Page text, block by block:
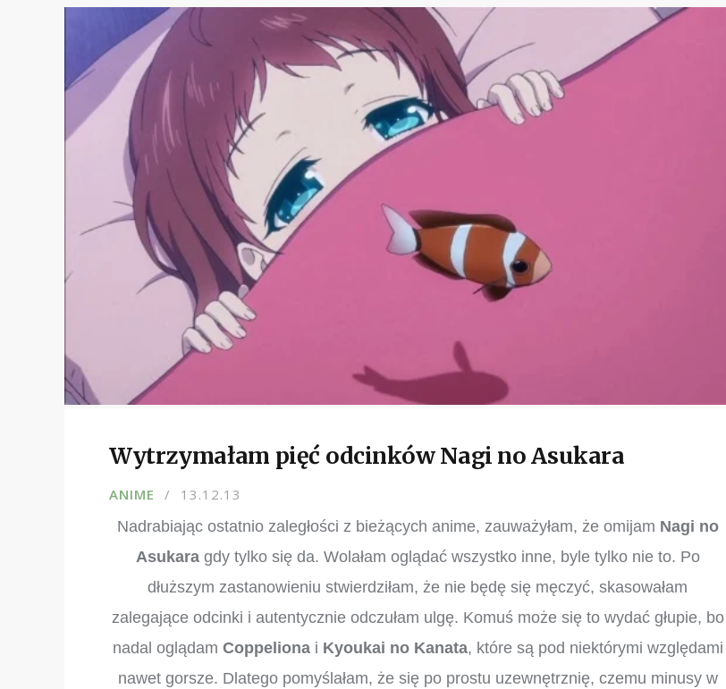
Wytrzymałam pięć odcinków Nagi no Asukara
ANIME
13.12.13
Nadrabiając ostatnio zaległości z bieżących anime, zauważyłam, że omijam Nagi no
Asukaragdy tylko się da. Wolałam oglądać wszystko inne, byle tylko nie to. Po
dłuższym zastanowieniu stwierdziłam, że nie będę się męczyć, skasowałam
zalegające odcinki i autentycznie odczułam ulgę. Komuś może się to wydać głupie, bo
nadal oglądam Coppelionai Kyoukai no Kanata, które są pod niektórymi względami
nawet gorsze. Dlatego pomyślałam, że się po prostu uzewnętrznię, czemu minusy w